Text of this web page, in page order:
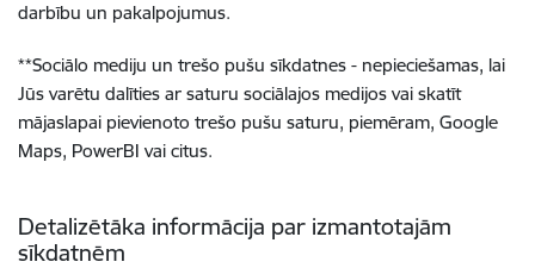
darbību un pakalpojumus.
**Sociālo mediju un trešo pušu sīkdatnes - nepieciešamas, lai
Jūs varētu dalīties ar saturu sociālajos medijos vai skatīt
mājaslapai pievienoto trešo pušu saturu, piemēram, Google
Maps, PowerBI vai citus.
Detalizētāka informācija par izmantotajām
sīkdatnēm